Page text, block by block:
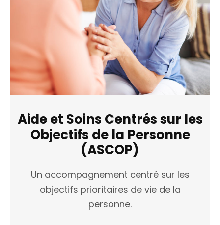
Aide et Soins Centrés sur les
Objectifs de la Personne
(ASCOP)
Un accompagnement centré sur les
objectifs prioritaires de vie de la
personne.